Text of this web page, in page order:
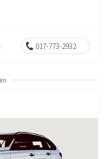
017-773-2932